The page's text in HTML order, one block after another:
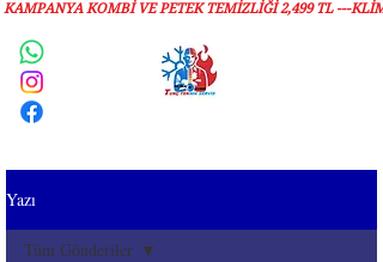
KAMPANYA KOMBİ VE PETEK TEMİZLIĞI 2,499 TL ---
Yazı
Tüm Gönderiler